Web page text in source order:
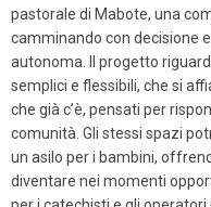
pastorale di Mabote, una
camminando con decisione
autonoma. Il progetto
semplici e flessibili, che si
che già c’è, pensati per
comunità. Gli stessi spazi
un asilo per i bambini,
diventare nei momenti